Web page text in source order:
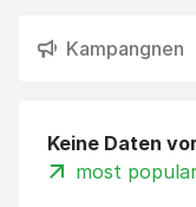
Kampangnen
Keine Daten
most